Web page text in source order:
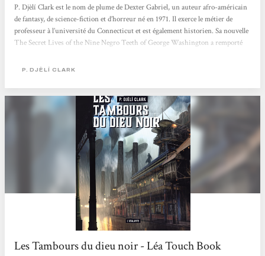
P. Djèlí Clark est le nom de plume de Dexter Gabriel, un auteur afro-américain
de fantasy, de science-fiction et d’horreur né en 1971. Il exerce le métier de
professeur à l’université du Connecticut et est également historien. Sa nouvelle
The Secret Lives of the Nine Negro Teeth of George Washington a remporté
Tambours du dieu noir et L’étrange affaire du Djinn du Caire, sont à l’origine
Montier pour les éditions...
P. DJÈLÍ CLARK
Les Tambours du dieu noir - Léa Touch Book